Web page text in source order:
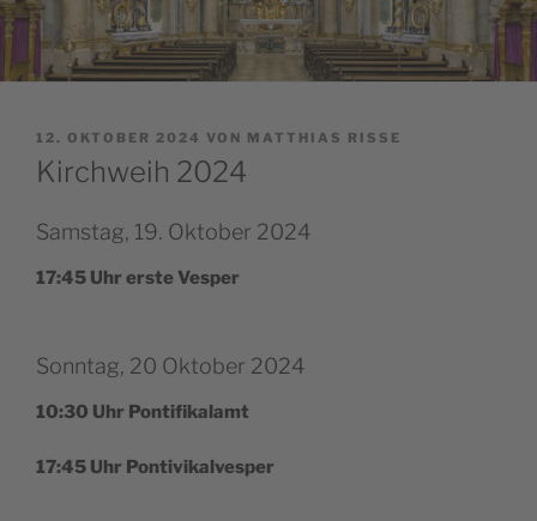
VERÖFFENTLICHT
AM
12. OKTOBER 2024 VON MATTHIAS RISSE
Kirchweih 2024
Samstag, 19. Oktober 2024
17:45 Uhr ers­te Vesper
Sonntag, 20 Oktober 2024
10:30 Uhr Pontifikalamt
17:45 Uhr Pontivikalvesper